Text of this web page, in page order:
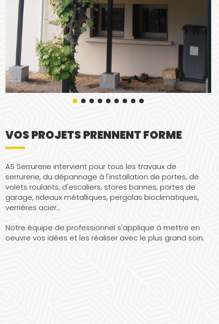
VOS PROJETS PRENNENT FORME
AS Serrurerie intervient pour tous les travaux de
serrurerie, du dépannage à l'installation de portes, de
volets roulants, d'escaliers, stores bannes, portes de
garage, rideaux métalliques, pergolas bioclimatiques,
verrières acier...
Notre équipe de professionnel s'applique à mettre en
oeuvre vos idées et les réaliser avec le plus grand soin.